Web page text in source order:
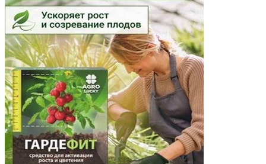
Омская область
Оренбургская область
Орловская область
Пензенская область
Пермский край
Приморский край
Псковская область